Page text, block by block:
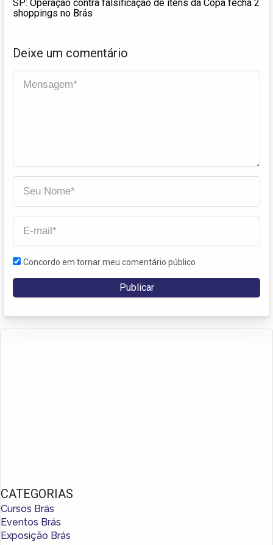
SP: Operação contra falsificação de itens da Copa fecha 2
shoppings no Brás
Deixe um comentário
Concordo em tornar meu comentário público
CATEGORIAS
Cursos Brás
Eventos Brás
Exposição Brás